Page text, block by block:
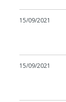
15/09/2021
15/09/2021